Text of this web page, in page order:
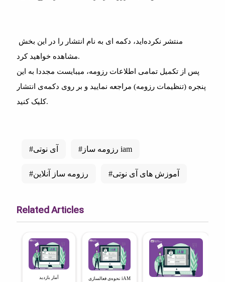
مشاهده خواهید کرد.
پس از تکمیل تمامی اطلاعات رزومه، میبایست مجددا به این
پنجره (تنظیمات رزومه) مراجعه نمایید و بر روی دکمه‌ی انتشار
کلیک کنید.
#آی نوتی #رزومه ساز iam
#رزومه ساز آنلاین #آموزش های آی نوتی
Related Articles
آمار بازدید نحوه‌ی فعالسازی iAM